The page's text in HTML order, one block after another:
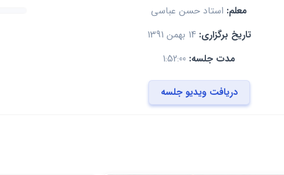
معلم: استاد حسن عباسی
تاریخ برگزاری:14 بهمن 1391
مدت جلسه: 1:52:00
دریافت ویدیو جلسه